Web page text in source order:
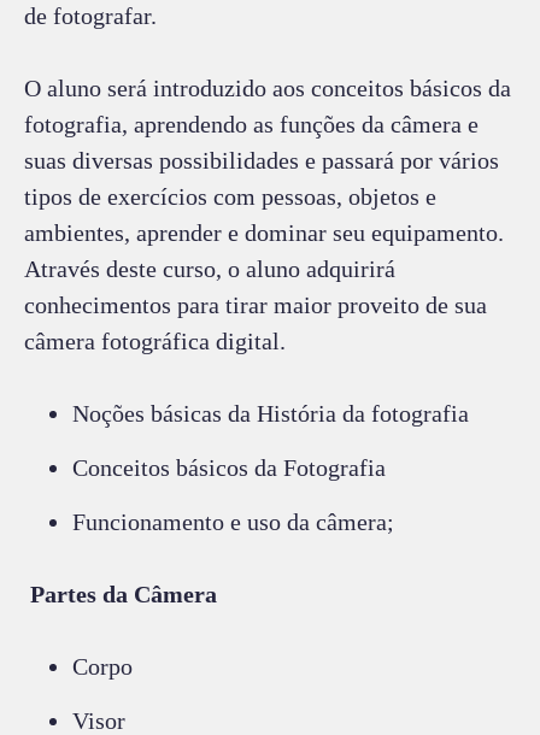
de fotografar.
O aluno será introduzido aos conceitos básicos da
fotografia, aprendendo as funções da câmera e
suas diversas possibilidades e passará por vários
tipos de exercícios com pessoas, objetos e
ambientes, aprender e dominar seu equipamento.
Através deste curso, o aluno adquirirá
conhecimentos para tirar maior proveito de sua
câmera fotográfica digital.
Noções básicas da História da fotografia
Conceitos básicos da Fotografia
Funcionamento e uso da câmera;
Partes da Câmera
Corpo
Visor